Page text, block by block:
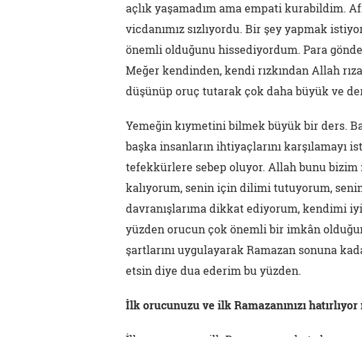
açlık yaşamadım ama empati kurabildim.
vicdanımız sızlıyordu. Bir şey yapmak
önemli olduğunu hissediyordum. Para
Meğer kendinden, kendi rızkından Allah
düşünüp oruç tutarak çok daha büyük ve
Yemeğin kıymetini bilmek büyük bir ders.
başka insanların ihtiyaçlarını karşılamayı
tefekkürlere sebep oluyor. Allah bunu
kalıyorum, senin için dilimi tutuyorum,
davranışlarıma dikkat ediyorum, kendimi
yüzden orucun çok önemli bir imkân
şartlarını uygulayarak Ramazan sonuna
etsin diye dua ederim bu yüzden.
İlk orucunuzu ve ilk Ramazanınızı